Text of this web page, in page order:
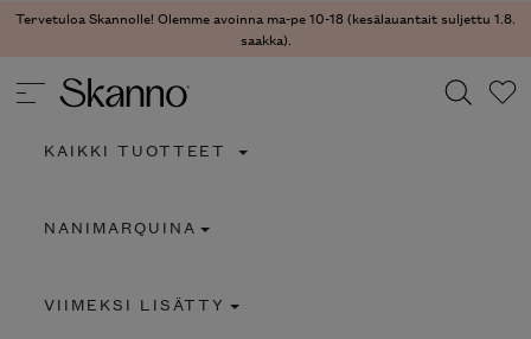
Tervetuloa Skannolle! Olemme avoinna ma-pe 10-18 (kesälauantait suljettu 1.8.
saakka).
Type 2 or more characters for results.
KAIKKI TUOTTEET
NANIMARQUINA
VIIMEKSI LISÄTTY